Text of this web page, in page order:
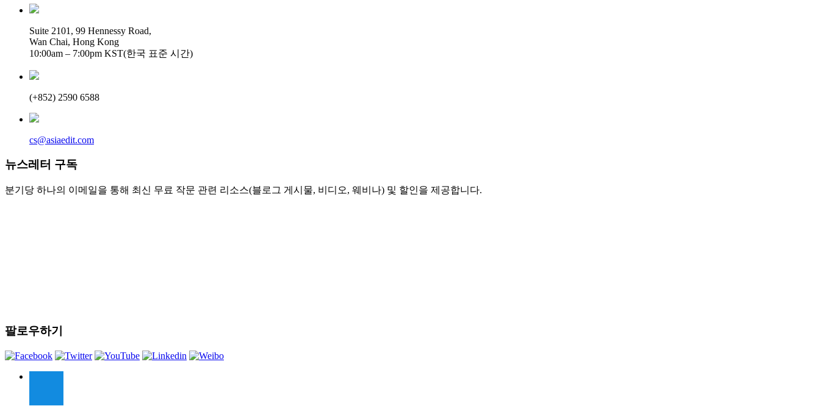
Suite 2101, 99 Hennessy Road,
Wan Chai, Hong Kong
10:00am – 7:00pm KST(한국 표준 시간)
(+852) 2590 6588
cs@asiaedit.com
뉴스레터 구독
분기당 하나의 이메일을 통해 최신 무료 작문 관련 리소스(블로그 게시물, 비디오, 웨비나) 및 할인을 제공합니다.
팔로우하기